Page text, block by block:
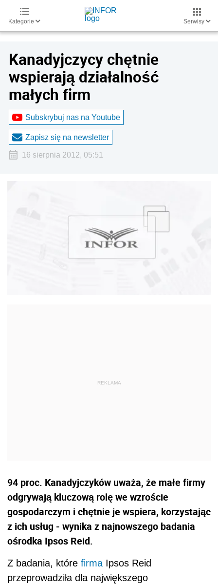
Kategorie Serwisy
Kanadyjczycy chętnie
wspierają działalność
małych firm
Subskrybuj nas na Youtube
Zapisz się na newsletter
16 sierpnia 2012, 05:51
94 proc. Kanadyjczyków uważa, że małe firmy
odgrywają kluczową rolę we wzroście
gospodarczym i chętnie je wspiera, korzystając
z ich usług - wynika z najnowszego badania
ośrodka Ipsos Reid.
Z badania, które firma Ipsos Reid
przeprowadziła dla największego